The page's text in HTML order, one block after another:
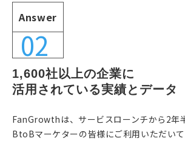
Answer
02
1,600社以上の企業に
活用されている実績とデータ
FanGrowthは、サービスローンチから2年
BtoBマーケターの皆様にご利用いただい